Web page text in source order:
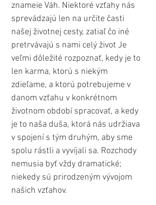
znameie Váh. Niektoré vzťahy nás
sprevádzajú len na určite časti
našej životnej cesty, zatiaľ čo iné
pretrvávajú s nami celý život Je
veľmi dôležité rozpoznať, kedy je to
len karma, ktorú s niekým
zdieľame, a ktorú potrebujeme v
danom vzťahu v konkrétnom
životnom období spracovať, a kedy
je to naša duša, ktorá nás udržiava
v spojení s tým druhým, aby sme
spolu rástli a vyvíjali sa. Rozchody
nemusia byť vždy dramatické;
niekedy sú prirodzeným vývojom
našich vzťahov.